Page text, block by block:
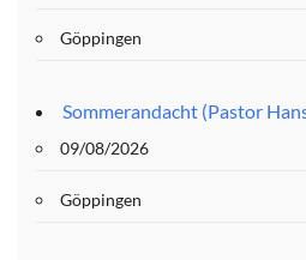
Göppingen
Sommerandacht (Pastor
09/08/2026
Göppingen